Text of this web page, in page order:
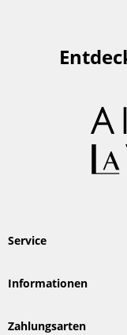
Service
Informationen
Zahlungsarten